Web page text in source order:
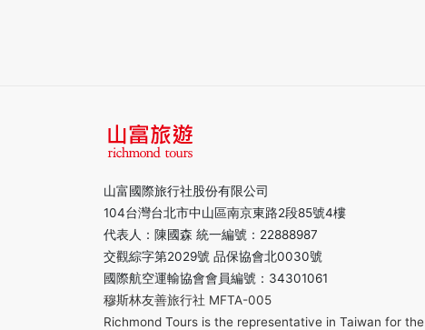
山富國際旅行社股份有限公司
104台灣台北市中山區南京東路2段85號4樓
代表人：陳國森 統一編號：22888987
交觀綜字第2029號 品保協會北0030號
國際航空運輸協會會員編號：34301061
穆斯林友善旅行社 MFTA-005
Richmond Tours is the representative in Taiwan for the